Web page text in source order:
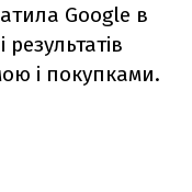
Google в
і покупками.